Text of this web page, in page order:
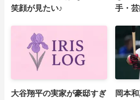
笑顔が見たい♪
手・
大谷翔平の実家が豪邸すぎ
岡本